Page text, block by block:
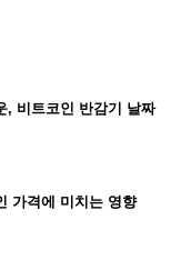
, 비트코인 반감기 날짜
가격에 미치는 영향